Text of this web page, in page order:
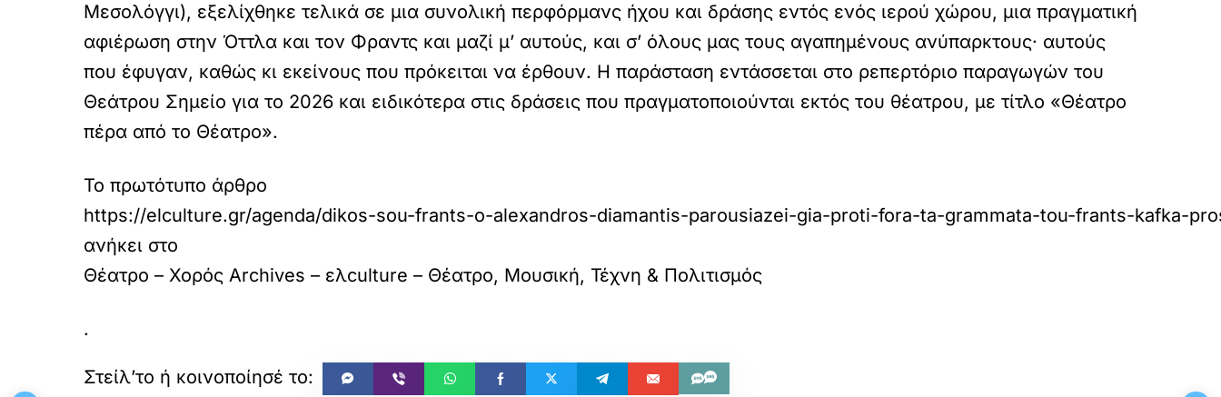
Μεσολόγγι), εξελίχθηκε τελικά σε μια συνολική περφόρμανς ήχου και δράσης εντός ενός ιερού χώρου, μια πραγματική
αφιέρωση στην Όττλα και τον Φραντς και μαζί μ’ αυτούς, και σ’ όλους μας τους αγαπημένους ανύπαρκτους· αυτούς
που έφυγαν, καθώς κι εκείνους που πρόκειται να έρθουν. Η παράσταση εντάσσεται στο ρεπερτόριο παραγωγών του
Θεάτρου Σημείο για το 2026 και ειδικότερα στις δράσεις που πραγματοποιούνται εκτός του θέατρου, με τίτλο «Θέατρο
πέρα από το Θέατρο».
Το πρωτότυπο άρθρο
https://elculture.gr/agenda/dikos-sou-frants-o-alexandros-diamantis-parousiazei-gia-proti-fora-ta-grammata-tou-frants-kafka-
ανήκει στο
Θέατρο – Χορός Archives – ελculture – Θέατρο, Μουσική, Τέχνη & Πολιτισμός
.